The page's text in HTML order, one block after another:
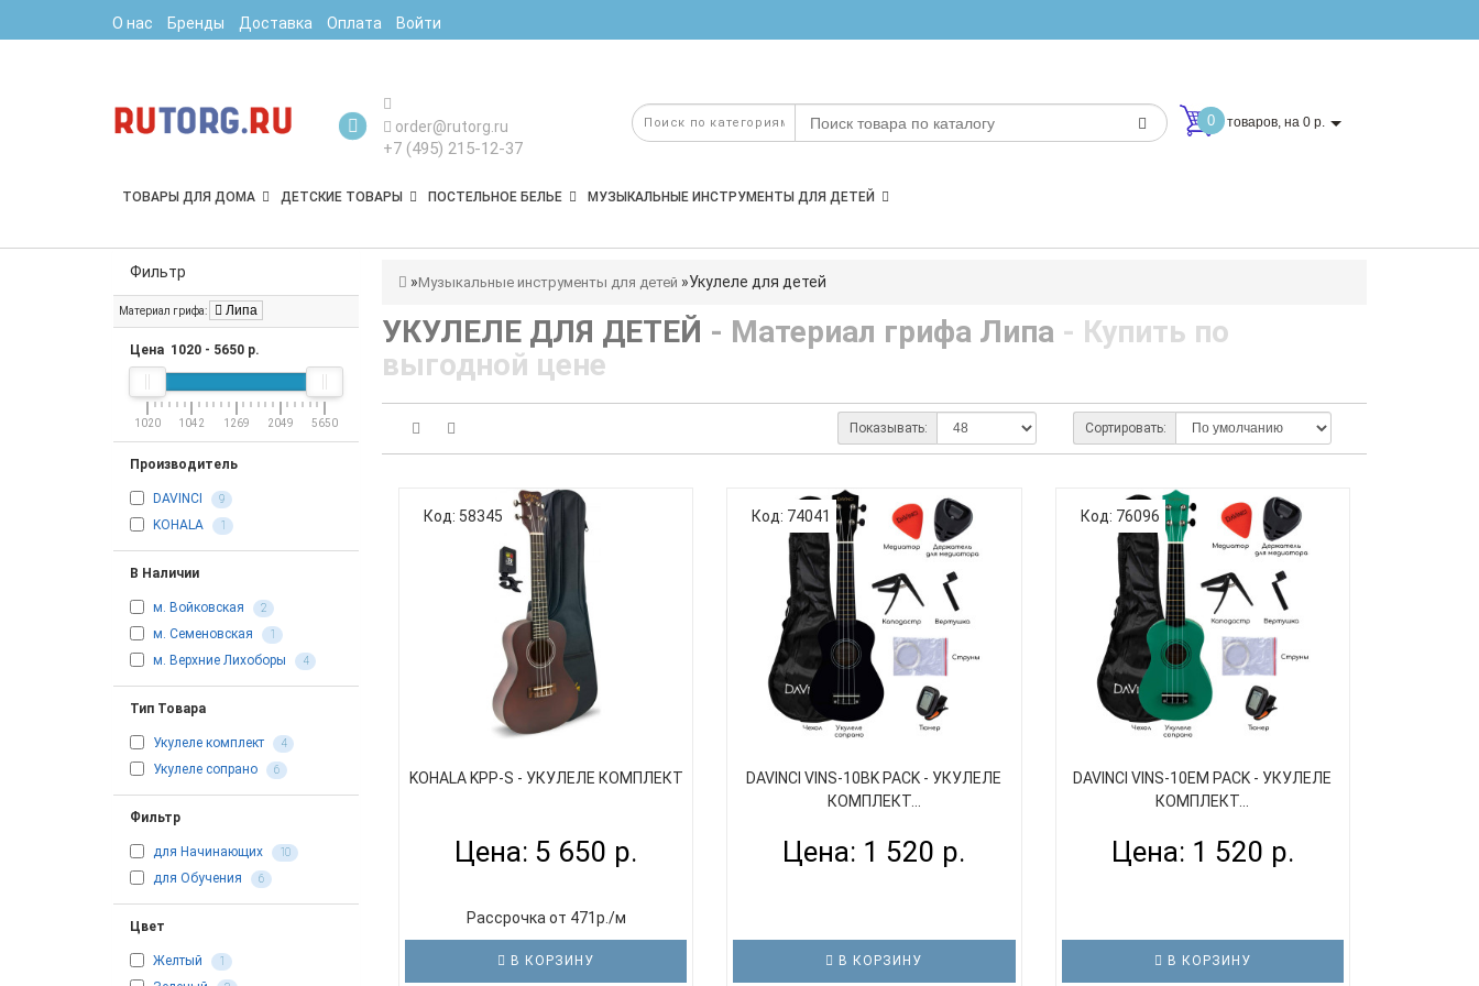
О нас Бренды Доставка Оплата Войти
order@rutorg.ru
+7 (495) 215-12-37
0 товаров, на 0 р.
ТОВАРЫ ДЛЯ ДОМА ДЕТСКИЕ ТОВАРЫ ПОСТЕЛЬНОЕ БЕЛЬЕ МУЗЫКАЛЬНЫЕ ИНСТРУМЕНТЫ ДЛЯ ДЕТЕЙ
Фильтр
Материал грифа: Липа
Цена 1020 - 5650 р.
1020 1042 1269 2049 5650
Производитель
DAVINCI 9
KOHALA 1
В Наличии
м. Войковская 2
м. Семеновская 1
м. Верхние Лихоборы 4
Тип Товара
Укулеле комплект 4
Укулеле сопрано 6
Фильтр
для Начинающих 10
для Обучения 6
Цвет
Желтый 1
Музыкальные инструменты для детей Укулеле для детей
УКУЛЕЛЕ ДЛЯ ДЕТЕЙ - Материал грифа Липа - Купить по
выгодной цене
Сортировать:
Показывать:
Код: 58345
KOHALA KPP-S - УКУЛЕЛЕ КОМПЛЕКТ
Цена: 5 650 р.
Рассрочка от 471р./м
В КОРЗИНУ
Код: 74041
DAVINCI VINS-10BK PACK - УКУЛЕЛЕ
КОМПЛЕКТ...
Цена: 1 520 р.
В КОРЗИНУ
Код: 76096
DAVINCI VINS-10EM PACK - УКУЛЕЛЕ
КОМПЛЕКТ...
Цена: 1 520 р.
В КОРЗИНУ